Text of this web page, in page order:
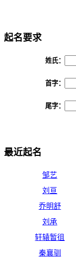
起名要求
姓氏：
首字：
尾字：
最近起名
邹艺
刘亘
乔明舒
刘承
轩辕暂徂
秦襄驯